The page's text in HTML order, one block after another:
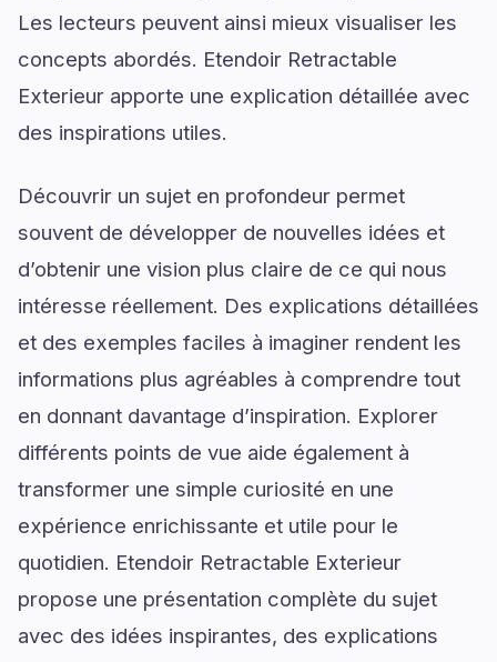
Les lecteurs peuvent ainsi mieux visualiser les
concepts abordés. Etendoir Retractable
Exterieur apporte une explication détaillée avec
des inspirations utiles.
Découvrir un sujet en profondeur permet
souvent de développer de nouvelles idées et
d’obtenir une vision plus claire de ce qui nous
intéresse réellement. Des explications détaillées
et des exemples faciles à imaginer rendent les
informations plus agréables à comprendre tout
en donnant davantage d’inspiration. Explorer
différents points de vue aide également à
transformer une simple curiosité en une
expérience enrichissante et utile pour le
quotidien. Etendoir Retractable Exterieur
propose une présentation complète du sujet
avec des idées inspirantes, des explications